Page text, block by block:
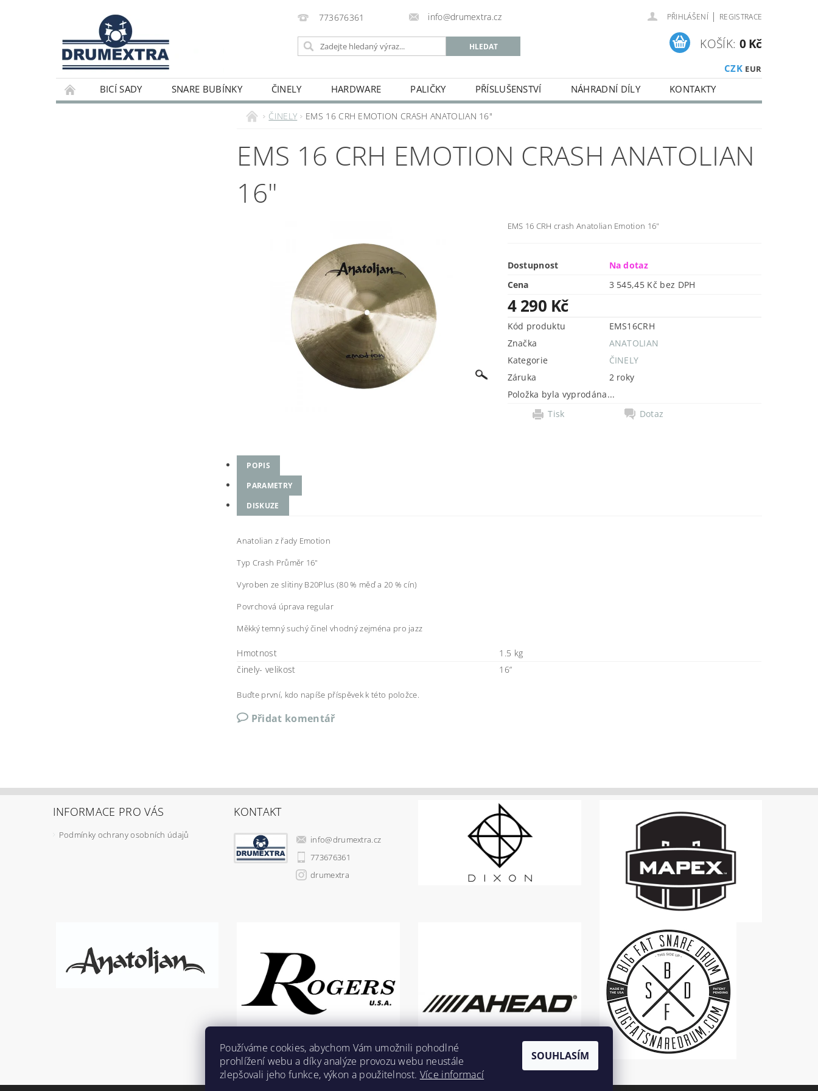
773676361 info@drumextra.cz PŘIHLÁŠENÍ | REGISTRACE
CZK EUR
KOŠÍK: 0 Kč
BICÍ SADY SNARE BUBÍNKY ČINELY HARDWARE PALIČKY PŘÍSLUŠENSTVÍ NÁHRADNÍ DÍLY KONTAKTY
ČINELY EMS 16 CRH EMOTION CRASH ANATOLIAN 16"
EMS 16 CRH EMOTION CRASH ANATOLIAN
16"
EMS 16 CRH crash Anatolian Emotion 16"
Dostupnost
Na dotaz
Cena
3 545,45 Kč bez DPH
4 290 Kč
Kód produktu
EMS16CRH
Značka
ANATOLIAN
Kategorie
ČINELY
Záruka
2 roky
Položka byla vyprodána...
Tisk
Dotaz
POPIS
PARAMETRY
DISKUZE
Anatolian z řady Emotion
Typ Crash Průměr 16"
Vyroben ze slitiny B20Plus (80 % měď a 20 % cín)
Povrchová úprava regular
Měkký temný suchý činel vhodný zejména pro jazz
Hmotnost
1.5 kg
činely- velikost
16“
Buďte první, kdo napíše příspěvek k této položce.
Přidat komentář
INFORMACE PRO VÁS
Podmínky ochrany osobních údajů
KONTAKT
info@drumextra.cz
773676361
drumextra
Používáme cookies, abychom Vám umožnili pohodlné
prohlížení webu a díky analýze provozu webu neustále
zlepšovali jeho funkce, výkon a použitelnost. Více informací
SOUHLASÍM